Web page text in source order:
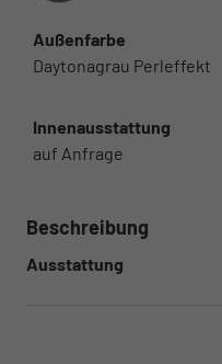
Außenfarbe
Daytonagrau Perleffekt
Innenausstattung
auf Anfrage
Beschreibung
Ausstattung